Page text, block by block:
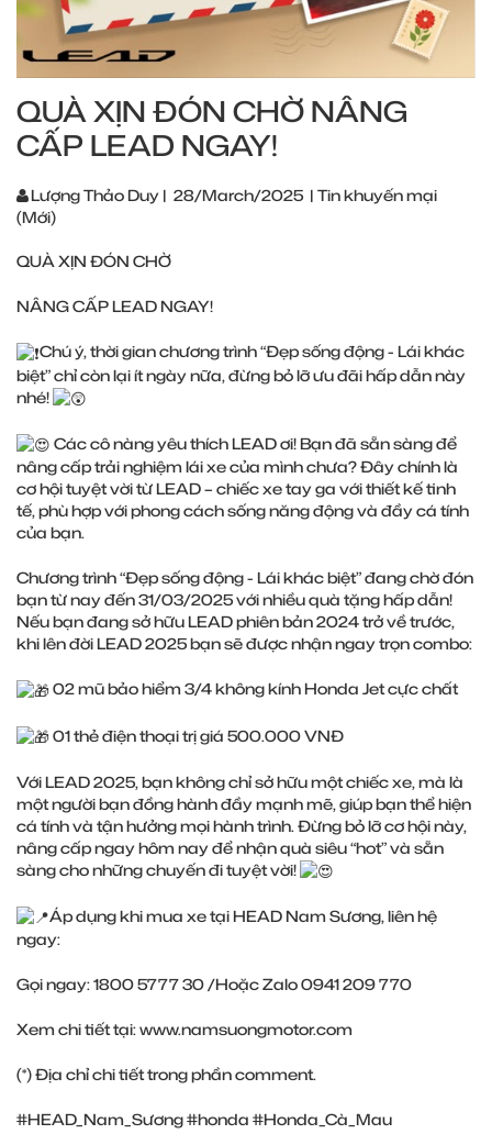
QUÀ XỊN ĐÓN CHỜ NÂNG
CẤP LEAD NGAY!
Lượng Thảo Duy | 28/March/2025 | Tin khuyến mại
(Mới)
QUÀ XỊN ĐÓN CHỜ
NÂNG CẤP LEAD NGAY!
Chú ý, thời gian chương trình “Đẹp sống động - Lái khác
biệt” chỉ còn lại ít ngày nữa, đừng bỏ lỡ ưu đãi hấp dẫn này
nhé!
Các cô nàng yêu thích LEAD ơi! Bạn đã sẵn sàng để
nâng cấp trải nghiệm lái xe của mình chưa? Đây chính là
cơ hội tuyệt vời từ LEAD – chiếc xe tay ga với thiết kế tinh
tế, phù hợp với phong cách sống năng động và đầy cá tính
của bạn.
Chương trình “Đẹp sống động - Lái khác biệt” đang chờ đón
bạn từ nay đến 31/03/2025 với nhiều quà tặng hấp dẫn!
Nếu bạn đang sở hữu LEAD phiên bản 2024 trở về trước,
khi lên đời LEAD 2025 bạn sẽ được nhận ngay trọn combo:
02 mũ bảo hiểm 3/4 không kính Honda Jet cực chất
01 thẻ điện thoại trị giá 500.000 VNĐ
Với LEAD 2025, bạn không chỉ sở hữu một chiếc xe, mà là
một người bạn đồng hành đầy mạnh mẽ, giúp bạn thể hiện
cá tính và tận hưởng mọi hành trình. Đừng bỏ lỡ cơ hội này,
nâng cấp ngay hôm nay để nhận quà siêu “hot” và sẵn
sàng cho những chuyến đi tuyệt vời!
Áp dụng khi mua xe tại HEAD Nam Sương, liên hệ
ngay:
Gọi ngay: 1800 5777 30 /Hoặc Zalo 0941 209 770
Xem chi tiết tại:www.namsuongmotor.com
(*) Địa chỉ chi tiết trong phần comment.
#HEAD_Nam_Sương#honda #Honda_Cà_Mau